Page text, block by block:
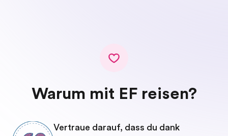
Warum mit EF reisen?
Vertraue darauf, dass du dank